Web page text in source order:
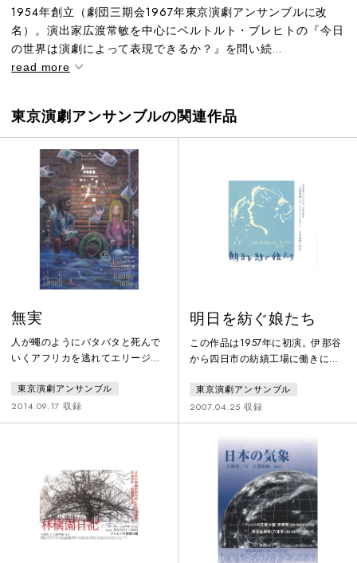
1954年創立（劇団三期会1967年東京演劇アンサンブルに改
名）。演出家広渡常敏を中心にベルトルト・ブレヒトの『今日
の世界は演劇によって表現できるか？』を問い続...
read more
東京演劇アンサンブルの関連作品
無実
人が蠅のようにバタバタと死んで
いくアフリカを逃れてエリージオ
ってっ来た。しかしここでは、自
殺ビルから毎日人が降って行き、
街路では銃が乱射され、高速道路
――。ある日ふたりに目の前で赤
毛の女が海に入って死ぬ。翌日、
ファドゥールと盲目の踊り子アブ
ゾルートが出会いこの世界の片隅
で生きる人びとがつながりはじめ
東京演劇アンサンブル
2014.09.17 収録
明日を紡ぐ娘たち
この作品は1957年に初演。伊那谷
から四日市の紡績工場に働きに来
ークル「生活を記録する会」に取
材して共同制作したもの。集団就
職で紡績に働く娘たちは、当時盛
んだったサークル活動で仲間をつ
くり、書くこと、話し合うことを
通して自分たちの置かれている状
況や、古い村の体質、女の立場の
弱さを発見し、仲間とともに現実
を乗り越える力を獲得していく。
東京演劇アンサンブル
2007.04.25 収録